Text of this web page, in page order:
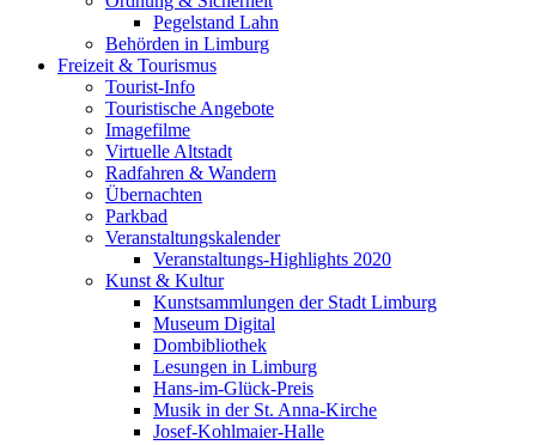
Pegelstand Lahn
Behörden in Limburg
Freizeit & Tourismus
Tourist-Info
Touristische Angebote
Imagefilme
Virtuelle Altstadt
Radfahren & Wandern
Übernachten
Parkbad
Veranstaltungskalender
Veranstaltungs-Highlights 2020
Kunst & Kultur
Kunstsammlungen der Stadt Limburg
Museum Digital
Dombibliothek
Lesungen in Limburg
Hans-im-Glück-Preis
Musik in der St. Anna-Kirche
Josef-Kohlmaier-Halle